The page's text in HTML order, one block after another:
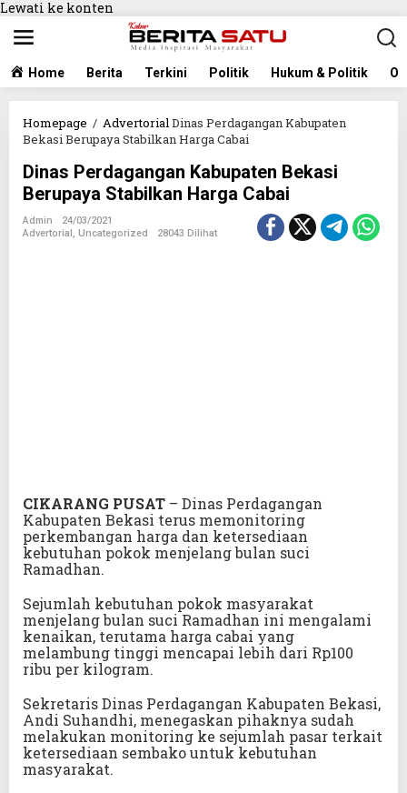
Lewati ke konten
Home Berita Terkini Politik Hukum & Politik
Homepage / AdvertorialDinas Perdagangan Kabupaten
Bekasi Berupaya Stabilkan Harga Cabai
Dinas Perdagangan Kabupaten Bekasi
Berupaya Stabilkan Harga Cabai
Admin
24/03/2021
Advertorial, Uncategorized 28043 Dilihat
CIKARANG PUSAT – Dinas Perdagangan
Kabupaten Bekasi terus memonitoring
perkembangan harga dan ketersediaan
kebutuhan pokok menjelang bulan suci
Ramadhan.
Sejumlah kebutuhan pokok masyarakat
menjelang bulan suci Ramadhan ini mengalami
kenaikan, terutama harga cabai yang
melambung tinggi mencapai lebih dari Rp100
ribu per kilogram.
Sekretaris Dinas Perdagangan Kabupaten Bekasi,
Andi Suhandhi, menegaskan pihaknya sudah
melakukan monitoring ke sejumlah pasar terkait
ketersediaan sembako untuk kebutuhan
masyarakat.